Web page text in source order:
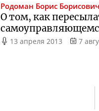
Родоман Борис Борисович
О том, как
13 апреля 2013 7